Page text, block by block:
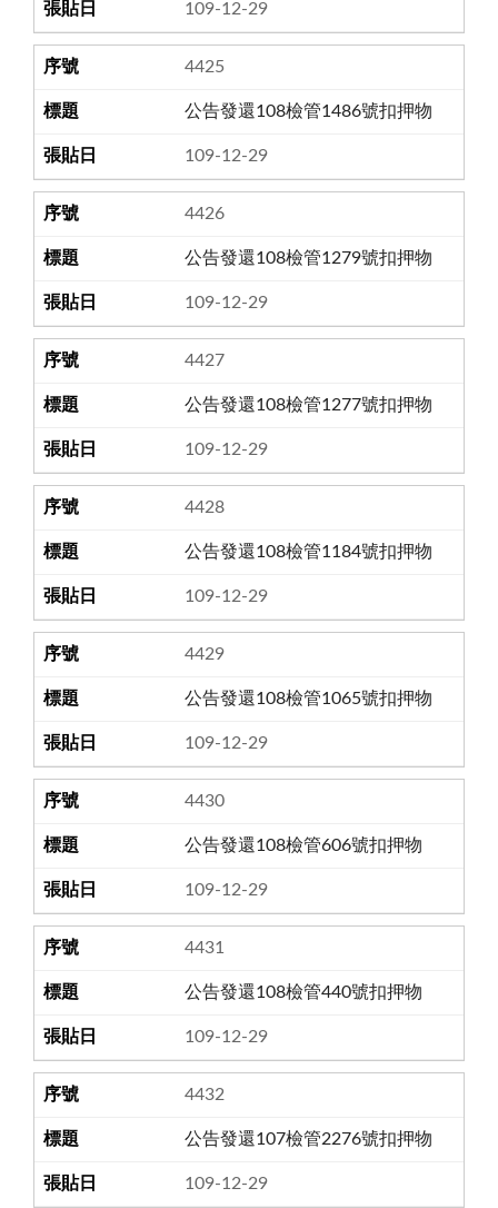
109-12-29
4425
公告發還108檢管1486號扣押物
109-12-29
4426
公告發還108檢管1279號扣押物
109-12-29
4427
公告發還108檢管1277號扣押物
109-12-29
4428
公告發還108檢管1184號扣押物
109-12-29
4429
公告發還108檢管1065號扣押物
109-12-29
4430
公告發還108檢管606號扣押物
109-12-29
4431
公告發還108檢管440號扣押物
109-12-29
4432
公告發還107檢管2276號扣押物
109-12-29